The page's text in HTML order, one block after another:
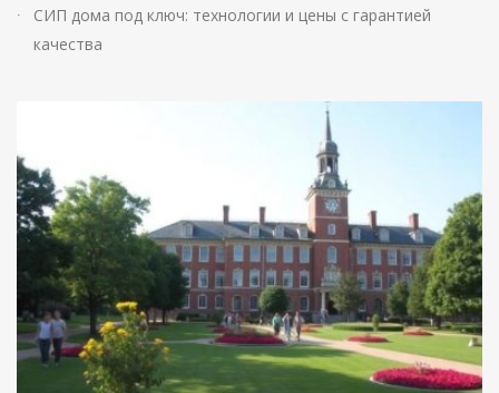
СИП дома под ключ: технологии и цены с гарантией
качества